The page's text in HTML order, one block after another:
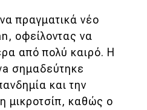
πραγματικά νέο
οφείλοντας να
από πολύ καιρό. Η
σημαδεύτηκε
και την
μικροτσίπ, καθώς ο